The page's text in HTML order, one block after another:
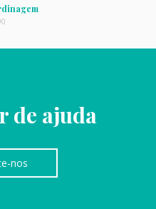
de ajuda
nos